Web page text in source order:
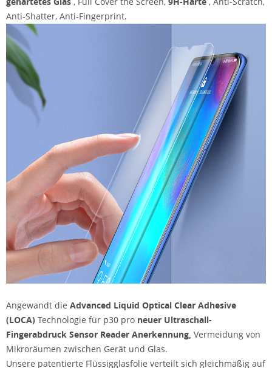
Anti-Shatter, Anti-Fingerprint.
Angewandt die Advanced Liquid Optical Clear Adhesive
(LOCA) Technologie für p30 pro neuer Ultraschall-
Fingerabdruck Sensor Reader Anerkennung, Vermeidung von
Mikroräumen zwischen Gerät und Glas.
Unsere patentierte Flüssigglasfolie verteilt sich gleichmäßig auf